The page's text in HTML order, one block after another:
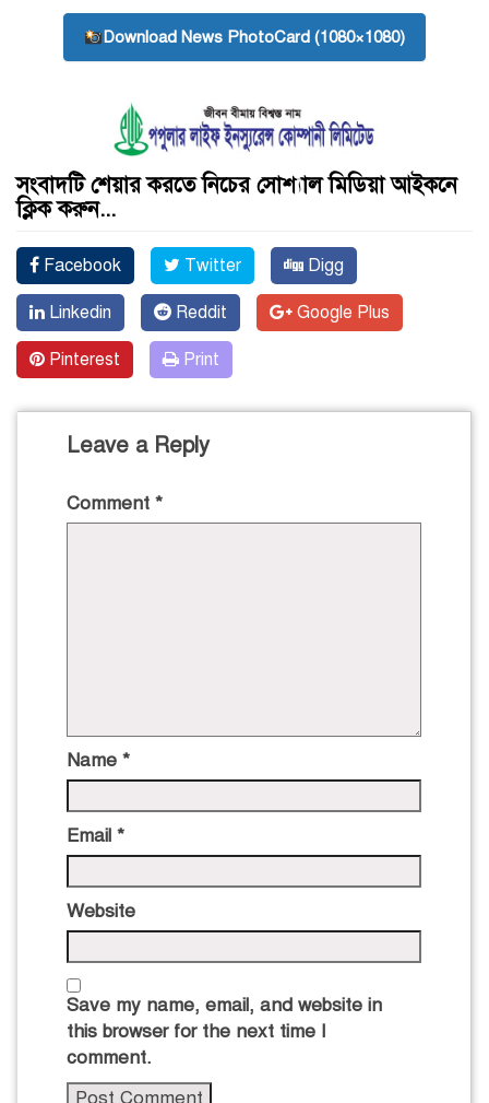
Download News PhotoCard (1080×1080)
সংবাদটি শেয়ার করতে নিচের সোশ্যাল মিডিয়া আইকনে
ক্লিক করুন...
Facebook Twitter Digg
Linkedin Reddit Google Plus
Pinterest Print
Leave a Reply
Comment *
Name *
Email *
Website
Save my name, email, and website in
this browser for the next time I
comment.